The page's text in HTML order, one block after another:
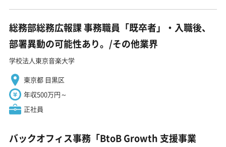
総務部総務広報課 事務職員「既卒者」・入職後、
部署異動の可能性あり。/その他業界
学校法人東京音楽大学
東京都 目黒区
年収500万円～
正社員
バックオフィス事務「BtoB Growth 支援事業